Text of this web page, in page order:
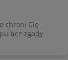
chroni Cię
bez zgody